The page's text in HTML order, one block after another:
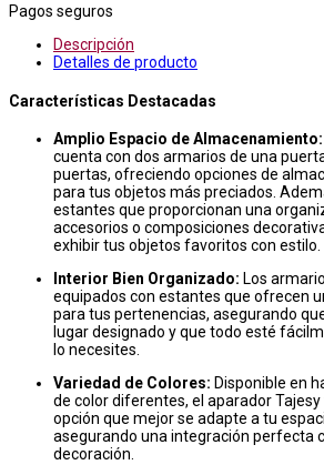
Pagos seguros
Descripción
Detalles de producto
Características Destacadas
Amplio Espacio de Almacenamiento:
cuenta con dos armarios de una
puertas, ofreciendo opciones de
para tus objetos más preciados.
estantes que proporcionan una
accesorios o composiciones
exhibir tus objetos favoritos con estilo.
Interior Bien Organizado: Los
equipados con estantes que ofrecen
para tus pertenencias, asegurando
lugar designado y que todo esté
lo necesites.
Variedad de Colores: Disponible en
de color diferentes, el aparador
opción que mejor se adapte a tu
asegurando una integración perfecta
decoración.